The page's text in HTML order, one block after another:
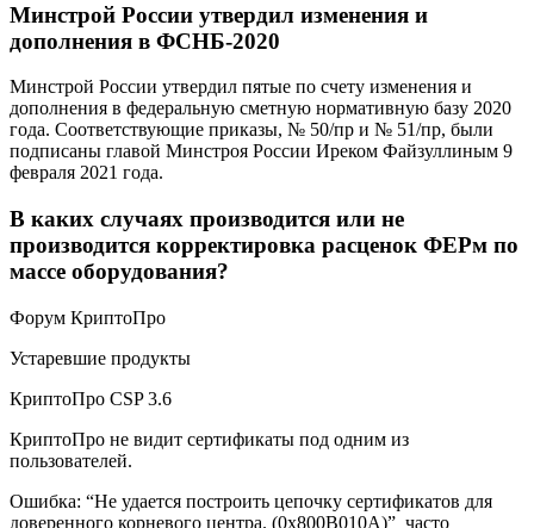
Минстрой России утвердил изменения и
дополнения в ФСНБ-2020
Минстрой России утвердил пятые по счету изменения и
дополнения в федеральную сметную нормативную базу 2020
года. Соответствующие приказы, № 50/пр и № 51/пр, были
подписаны главой Минстроя России Иреком Файзуллиным 9
февраля 2021 года.
В каких случаях производится или не
производится корректировка расценок ФЕРм по
массе оборудования?
Форум КриптоПро
Устаревшие продукты
КриптоПро CSP 3.6
КриптоПро не видит сертификаты под одним из
пользователей.
Ошибка: “Не удается построить цепочку сертификатов для
доверенного корневого центра. (0x800B010A)” часто